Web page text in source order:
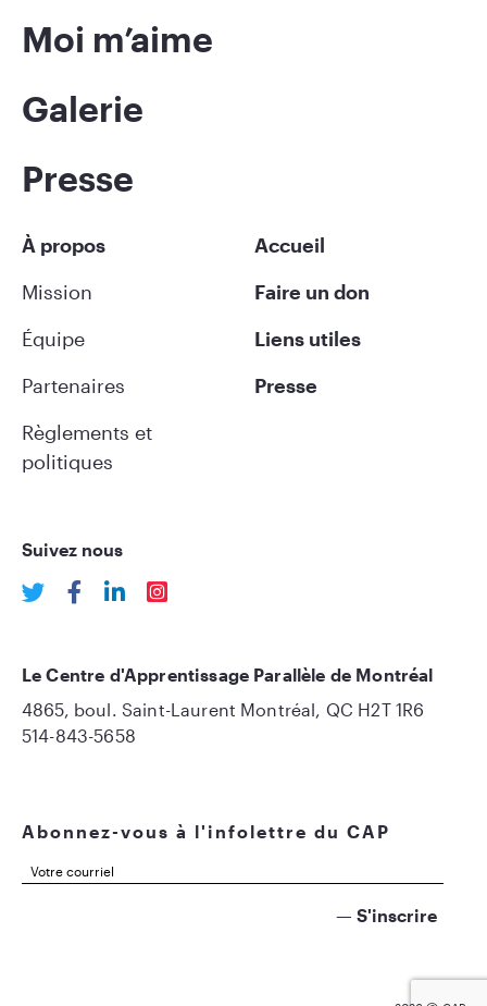
Moi m’aime
Galerie
Presse
À propos
Mission
Équipe
Partenaires
Règlements et
politiques
Accueil
Faire un don
Liens utiles
Presse
Suivez nous
Abonnez-vous à l'infolettre du CAP
Le Centre d'Apprentissage Parallèle de Montréal
4865, boul. Saint-Laurent Montréal, QC H2T 1R6
514-843-5658